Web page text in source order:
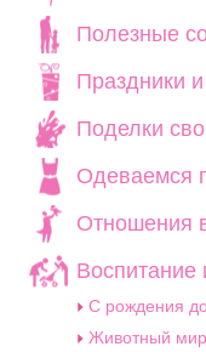
Полезные
Праздники
Поделки
Одеваемся
Отношения
Воспитание
C рождения
Животный